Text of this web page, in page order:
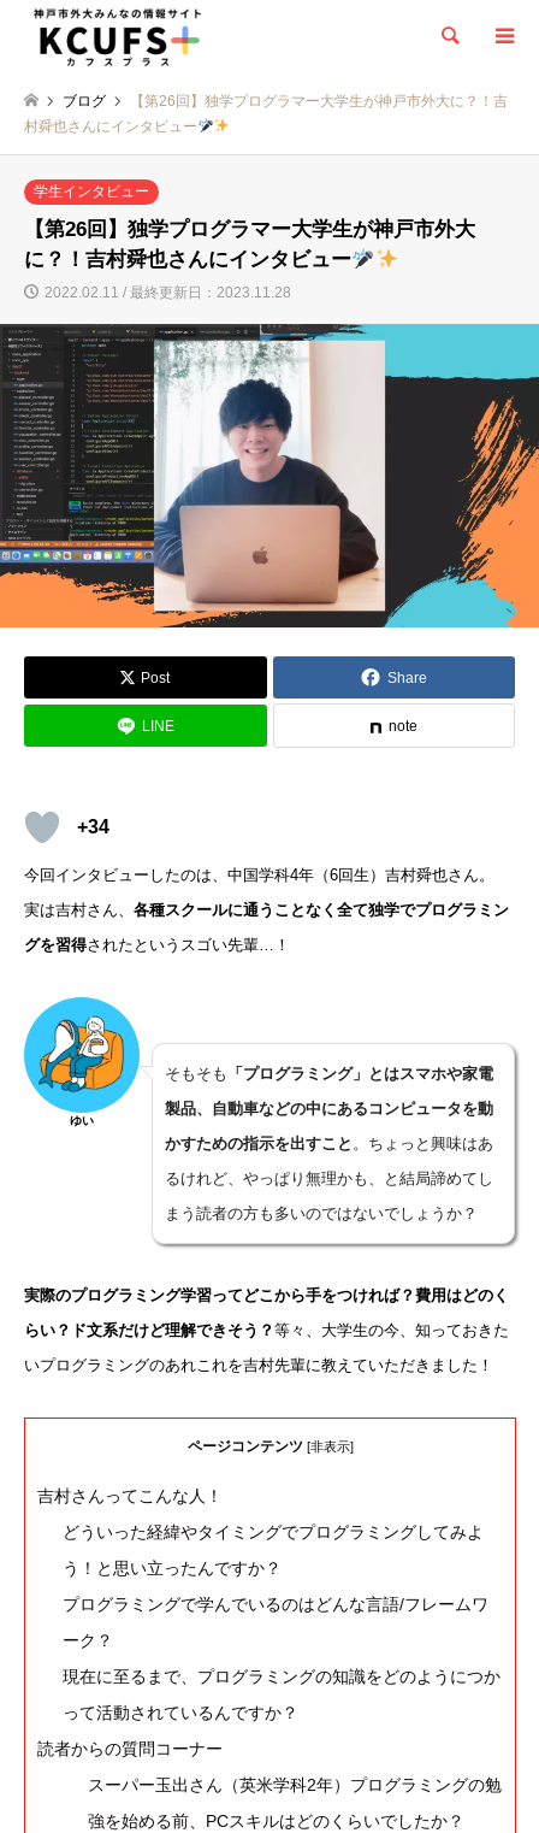
検索
ブログ
【第26回】独学プログラマー大学生が神戸市外大に？！吉
村舜也さんにインタビュー
学生インタビュー
【第26回】独学プログラマー大学生が神戸市外大
に？！吉村舜也さんにインタビュー
2022.02.11 / 最終更新日：2023.11.28
Post Share
LINE note
+34
今回インタビューしたのは、中国学科4年（6回生）吉村舜也さん。
実は吉村さん、 各種スクールに通うことなく全て独学でプログラミン
グを習得されたというスゴい先輩…！
ゆい
そもそも 「プログラミング」とはスマホや家電
製品、自動車などの中にあるコンピュータを動
かすための指示を出すこと 。ちょっと興味はあ
るけれど、やっぱり無理かも、と結局諦めてし
まう読者の方も多いのではないでしょうか？
実際のプログラミング学習ってどこから手をつければ？費用はどのく
らい？ド文系だけど理解できそう？ 等々、大学生の今、知っておきた
いプログラミングのあれこれを吉村先輩に教えていただきました！
ページコンテンツ [非表示]
吉村さんってこんな人！
どういった経緯やタイミングでプログラミングしてみよ
う！と思い立ったんですか？
プログラミングで学んでいるのはどんな言語/フレームワ
ーク？
現在に至るまで、プログラミングの知識をどのようにつか
って活動されているんですか？
読者からの質問コーナー
スーパー玉出さん（英米学科2年）プログラミングの勉
強を始める前、PCスキルはどのくらいでしたか？